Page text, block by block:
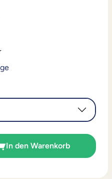
den gewünschten
In den Warenkorb